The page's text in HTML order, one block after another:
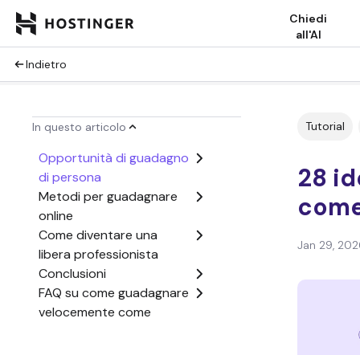
Chiedi
all'AI
Indietro
In questo articolo
Opportunità di guadagno
di persona
Metodi per guadagnare
online
Come diventare una
libera professionista
Conclusioni
FAQ su come guadagnare
velocemente come
Tutorial
28
Jan 29,